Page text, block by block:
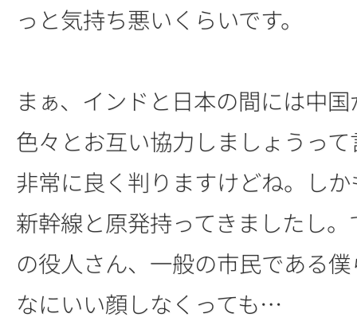
っと気持ち悪いくらいです。
まぁ、インドと日本の間には中
色々とお互い協力しましょうっ
非常に良く判りますけどね。し
新幹線と原発持ってきましたし
の役人さん、一般の市民である
なにいい顔しなくっても…